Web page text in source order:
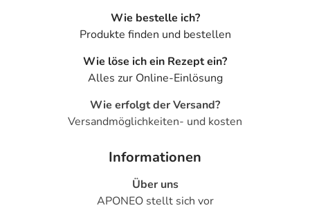
Wie bestelle ich?
Produkte finden und bestellen
Wie löse ich ein Rezept ein?
Alles zur Online-Einlösung
Wie erfolgt der Versand?
Versandmöglichkeiten- und kosten
Informationen
Über uns
APONEO stellt sich vor